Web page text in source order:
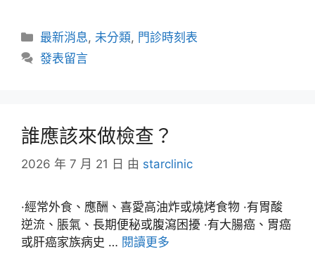
最新消息, 未分類, 門診時刻表
發表留言
誰應該來做檢查？
2026 年 7 月 21 日 由 starclinic
·經常外食、應酬、喜愛高油炸或燒烤食物 ·有胃酸
逆流、脹氣、長期便秘或腹瀉困擾 ·有大腸癌、胃癌
或肝癌家族病史 … 閱讀更多